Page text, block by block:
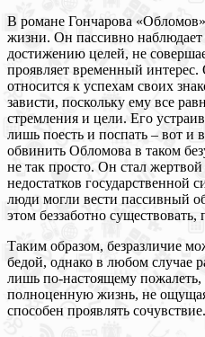
В романе Гончарова
жизни. Он пассивно наблюдает
достижению целей, не
проявляет временный
относится к успехам своих
зависти, поскольку ему все
стремления и цели. Его
лишь поесть и поспать – вот и
обвинить Обломова в таком
не так просто. Он стал
недостатков государственной
люди могли вести пассивный
этом беззаботно существовать,
Таким образом, безразличие
бедой, однако в любом
лишь по-настоящему
полноценную жизнь, не
способен проявлять сочувствие.